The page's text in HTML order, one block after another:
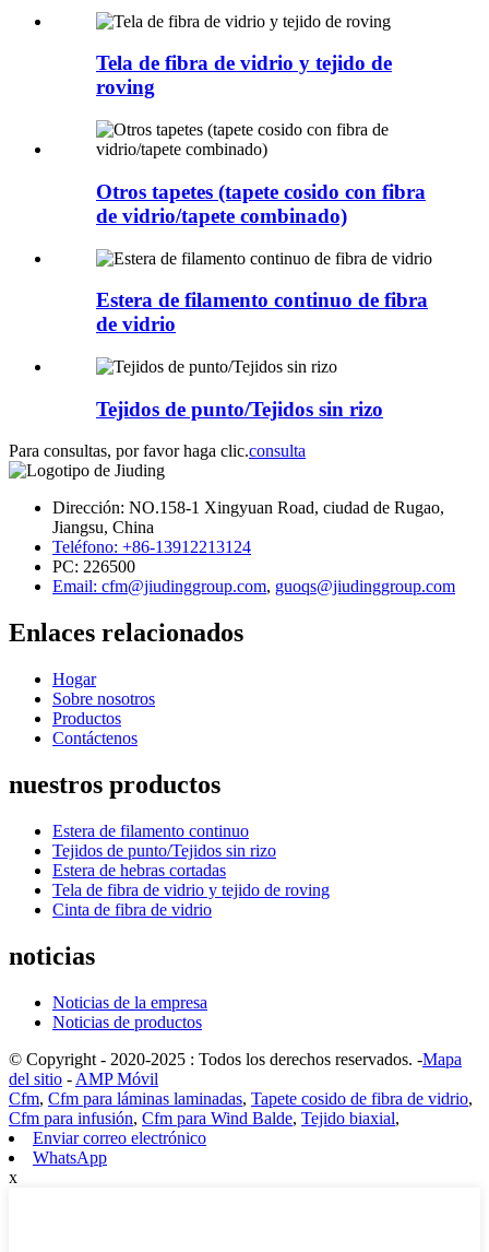
Tela de fibra de vidrio y tejido de
roving
Otros tapetes (tapete cosido con fibra
de vidrio/tapete combinado)
Estera de filamento continuo de fibra
de vidrio
Tejidos de punto/Tejidos sin rizo
Para consultas, por favor haga clic.consulta
Dirección: NO.158-1 Xingyuan Road, ciudad de Rugao,
Jiangsu, China
Teléfono: +86-13912213124
PC: 226500
Email: cfm@jiudinggroup.com, guoqs@jiudinggroup.com
Enlaces relacionados
Hogar
Sobre nosotros
Productos
Contáctenos
nuestros productos
Estera de filamento continuo
Tejidos de punto/Tejidos sin rizo
Estera de hebras cortadas
Tela de fibra de vidrio y tejido de roving
Cinta de fibra de vidrio
noticias
Noticias de la empresa
Noticias de productos
© Copyright - 2020-2025 : Todos los derechos reservados. -Mapa
del sitio - AMP Móvil
Cfm, Cfm para láminas laminadas, Tapete cosido de fibra de vidrio,
Cfm para infusión, Cfm para Wind Balde, Tejido biaxial,
Enviar correo electrónico
WhatsApp
x